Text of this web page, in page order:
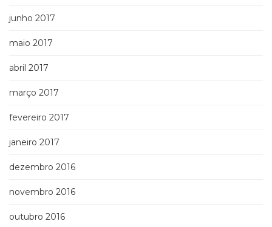
junho 2017
maio 2017
abril 2017
março 2017
fevereiro 2017
janeiro 2017
dezembro 2016
novembro 2016
outubro 2016